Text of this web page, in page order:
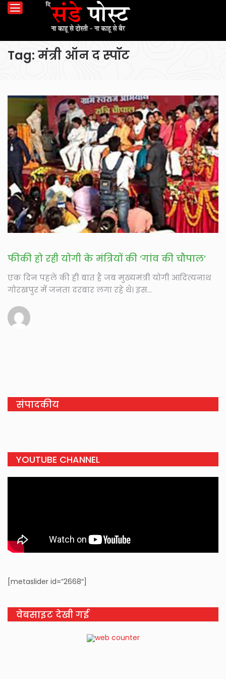
Tag: मंत्री ऑन द स्पॉट
फीकी हो रही योगी के मंत्रियों की ‘गांव की चौपाल’
एक दिन पहले की ही बात है जब मुख्यमंत्री योगी आदित्यनाथ
गोरखपुर में जनता दरबार लगा रहे थे। इस...
संपादकीय
YOUTUBE CHANNEL
[metaslider id=”2668″]
वेबसाइट देखी गई